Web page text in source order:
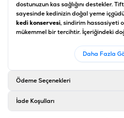
dostunuzun kas sağlığını destekler.
sayesinde kedinizin doğal yeme
kedi konservesi, sindirim hassasiyeti
mükemmel bir tercihtir. İçeriğindeki
korurken, kalp ve göz sağlığı için
desteğiyle zenginleştirilmiştir. Deniz
kediler için eşsiz birpremium kedi
İçerik ve Analitik Bileşenler
Bileşen
Daha Fazla
Ödeme Seçenekleri
İade Koşulları